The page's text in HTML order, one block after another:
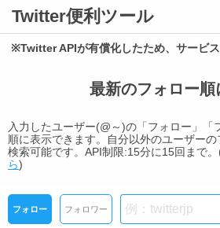
Twitter便利ツール
※Twitter APIが有償化したため、サービス
最新のフォロー順
入力したユーザー(@～)の「フォロー」「
順に表示できます。自分以外のユーザー
検索可能です。API制限:15分に15回まで
ら)
フォロー フォロワー